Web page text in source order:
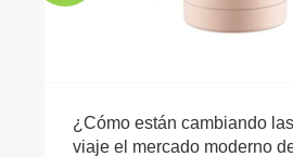
¿Cómo están cambiando
viaje el mercado moderno